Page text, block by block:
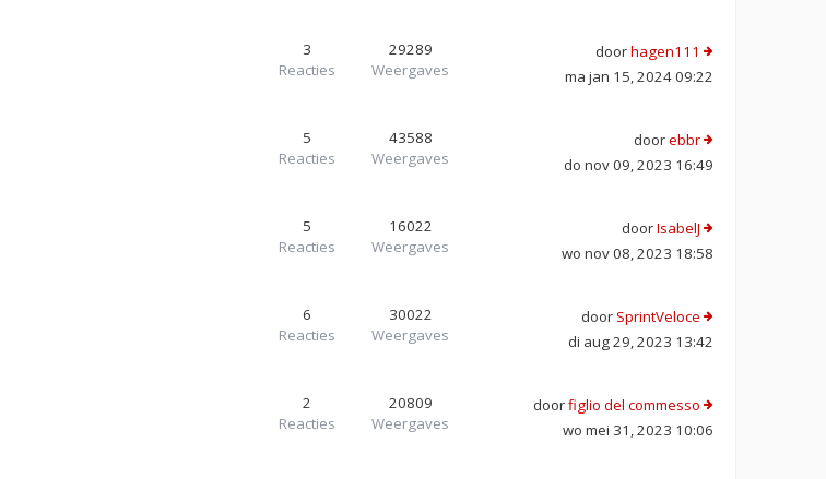
3
Reacties
29289
Weergaves
doorhagen111
ma jan 15, 2024 09:22
5
Reacties
43588
Weergaves
doorebbr
do nov 09, 2023 16:49
5
Reacties
16022
Weergaves
doorIsabelJ
wo nov 08, 2023 18:58
6
Reacties
30022
Weergaves
door SprintVeloce
di aug 29, 2023 13:42
2
Reacties
20809
Weergaves
doorfiglio del commesso
wo mei 31, 2023 10:06